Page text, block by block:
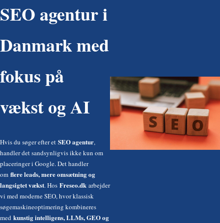
SEO agentur i
Danmark med
fokus på
vækst og AI
Hvis du søger efter et SEO agentur,
handler det sandsynligvis ikke kun om
placeringer i Google. Det handler
om flere leads, mere omsætning og
langsigtet vækst. Hos Freseo.dk arbejder
vi med moderne SEO, hvor klassisk
søgemaskineoptimering kombineres
med kunstig intelligens, LLMs, GEO og